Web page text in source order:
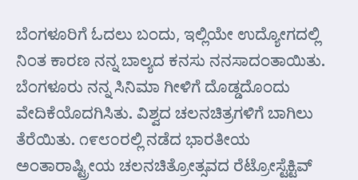
ಬೆಂಗಳೂರಿಗೆ ಓದಲು ಬಂದು, ಇಲ್ಲಿಯೇ ಉದ್ಯೋಗದಲ್ಲಿ
ನಿಂತ ಕಾರಣ ನನ್ನ ಬಾಲ್ಯದ ಕನಸು ನನಸಾದಂತಾಯಿತು.
ಬೆಂಗಳೂರು ನನ್ನ ಸಿನಿಮಾ ಗೀಳಿಗೆ ದೊಡ್ಡದೊಂದು
ವೇದಿಕೆಯೊದಗಿಸಿತು. ವಿಶ್ವದ ಚಲನಚಿತ್ರಗಳಿಗೆ ಬಾಗಿಲು
ತೆರೆಯಿತು. ೧೯೮೦ರಲ್ಲಿ ನಡೆದ ಭಾರತೀಯ
ಅಂತಾರಾಷ್ಟ್ರೀಯ ಚಲನಚಿತ್ರೋತ್ಸವದ ರೆಟ್ರೋಸ್ಟೆಕ್ಟಿವ್